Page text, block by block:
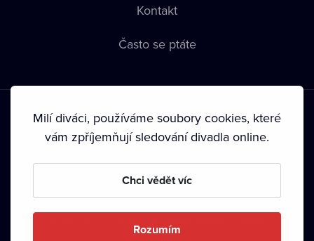
Kontakt
Často se ptáte
Podmínky používání • Ochrana soukromí • Zásady používání
• Autorská práva•
Milí diváci, používáme soubory cookies, které
vám zpříjemňují sledování divadla online.
Chci vědět víc
Rozumím